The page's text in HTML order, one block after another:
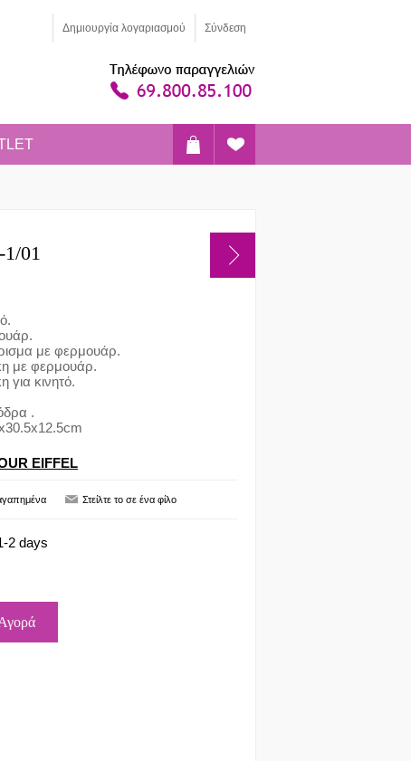
Δημιoυργία λογαριασμού Σύνδεση
01
με φερμουάρ.
με φερμουάρ.
για κινητό.
.
EIFFEL
2 days